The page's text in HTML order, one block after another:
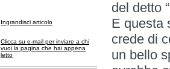
Ingrandisci articolo
Clicca su e-mail per inviare a chi
vuoi la pagina che hai appena
letto
del detto
E questa
crede di
un bello